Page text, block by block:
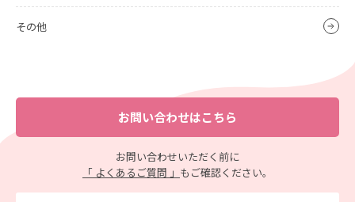
その他
お問い合わせはこちら
お問い合わせいただく前に
「 よくあるご質問 」 もご確認ください。